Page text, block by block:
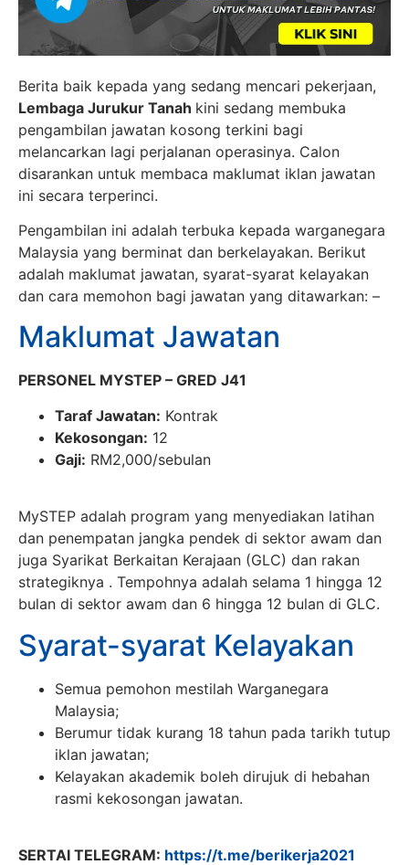
Berita baik kepada yang sedang mencari pekerjaan,
Lembaga Jurukur Tanah kini sedang membuka
pengambilan jawatan kosong terkini bagi
melancarkan lagi perjalanan operasinya. Calon
disarankan untuk membaca maklumat iklan jawatan
ini secara terperinci.
Pengambilan ini adalah terbuka kepada warganegara
Malaysia yang berminat dan berkelayakan. Berikut
adalah maklumat jawatan, syarat-syarat kelayakan
dan cara memohon bagi jawatan yang ditawarkan: –
Maklumat Jawatan
PERSONEL MYSTEP – GRED J41
Taraf Jawatan: Kontrak
Kekosongan: 12
Gaji: RM2,000/sebulan
MySTEP adalah program yang menyediakan latihan
dan penempatan jangka pendek di sektor awam dan
juga Syarikat Berkaitan Kerajaan (GLC) dan rakan
strategiknya . Tempohnya adalah selama 1 hingga 12
bulan di sektor awam dan 6 hingga 12 bulan di GLC.
Syarat-syarat Kelayakan
Semua pemohon mestilah Warganegara
Malaysia;
Berumur tidak kurang 18 tahun pada tarikh tutup
iklan jawatan;
Kelayakan akademik boleh dirujuk di hebahan
rasmi kekosongan jawatan.
SERTAI TELEGRAM: https://t.me/berikerja2021